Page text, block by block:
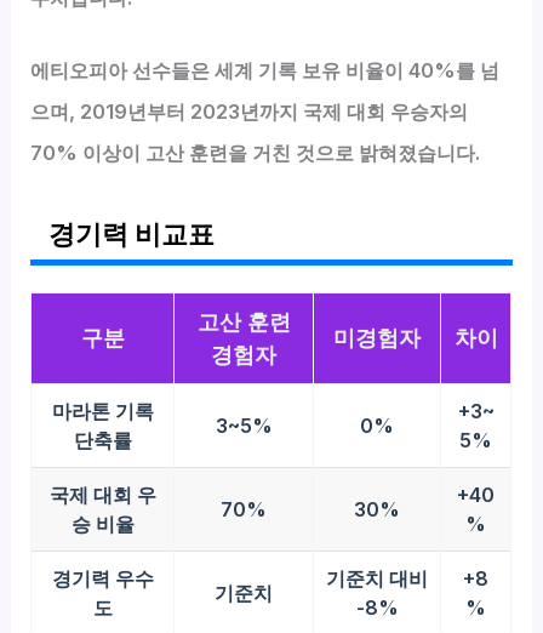
에티오피아 선수들은 세계 기록 보유 비율이 40%를 넘
으며, 2019년부터 2023년까지 국제 대회 우승자의
70% 이상이 고산 훈련을 거친 것으로 밝혀졌습니다.
경기력 비교표
구분
고산 훈련
경험자
미경험자 차이
마라톤 기록
단축률
3~5% 0%
+3~
5%
국제 대회 우
승 비율
70% 30%
+40
%
경기력 우수
도
기준치
기준치 대비
-8%
+8
%